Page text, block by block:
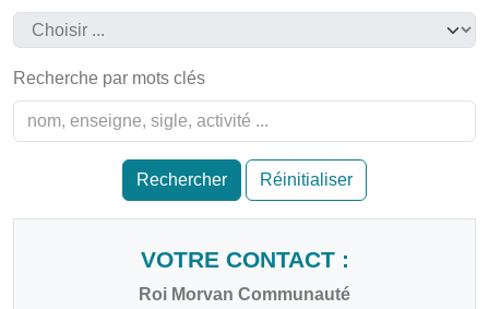
Recherche par mots clés
Rechercher Réinitialiser
VOTRE CONTACT :
Roi Morvan Communauté